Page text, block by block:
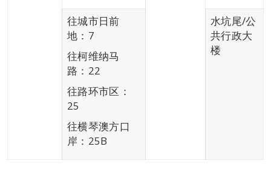
往城市日前
地：7
往柯维纳马
路：22
往路环市区：
25
往横琴澳方口
岸：25B
水坑尾/公
共行政大
楼